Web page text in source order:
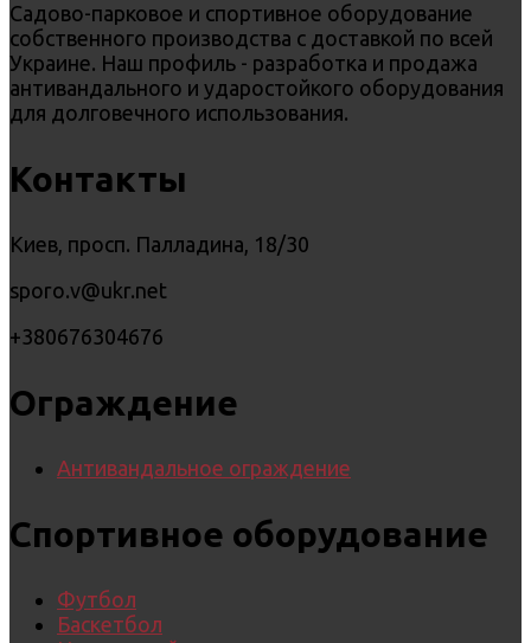
Садово-парковое и спортивное оборудование
собственного производства с доставкой по всей
Украине. Наш профиль - разработка и продажа
антивандального и ударостойкого оборудования
для долговечного использования.
Контакты
Киев, просп. Палладина, 18/30
sporo.v@ukr.net
+380676304676
Ограждение
Антивандальное ограждение
Спортивное оборудование
Футбол
Баскетбол